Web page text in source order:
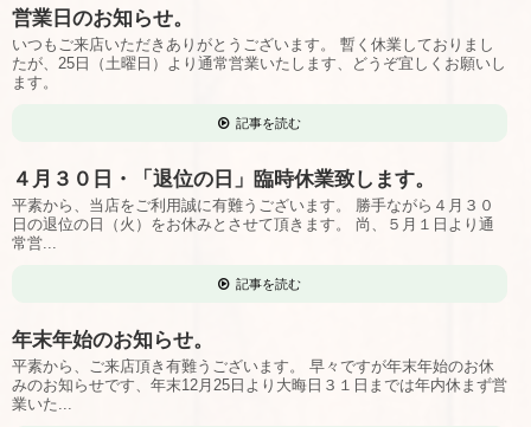
営業日のお知らせ。
いつもご来店いただきありがとうございます。 暫く休業しておりまし
たが、25日（土曜日）より通常営業いたします、どうぞ宜しくお願いし
ます。
記事を読む
４月３０日・「退位の日」臨時休業致します。
平素から、当店をご利用誠に有難うございます。 勝手ながら４月３０
日の退位の日（火）をお休みとさせて頂きます。 尚、５月１日より通
常営...
記事を読む
年末年始のお知らせ。
平素から、ご来店頂き有難うございます。 早々ですが年末年始のお休
みのお知らせです、年末12月25日より大晦日３１日までは年内休まず営
業いた...